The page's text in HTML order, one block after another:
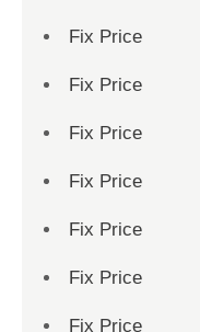
Fix Price
Fix Price
Fix Price
Fix Price
Fix Price
Fix Price
Fix Price